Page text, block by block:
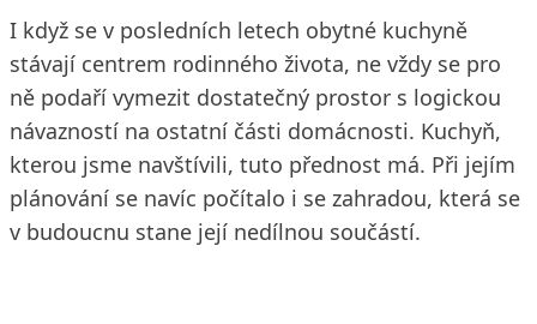
I když se v posledních letech obytné kuchyně
stávají centrem rodinného života, ne vždy se pro
ně podaří vymezit dostatečný prostor s logickou
návazností na ostatní části domácnosti. Kuchyň,
kterou jsme navštívili, tuto přednost má. Při jejím
plánování se navíc počítalo i se zahradou, která se
v budoucnu stane její nedílnou součástí.